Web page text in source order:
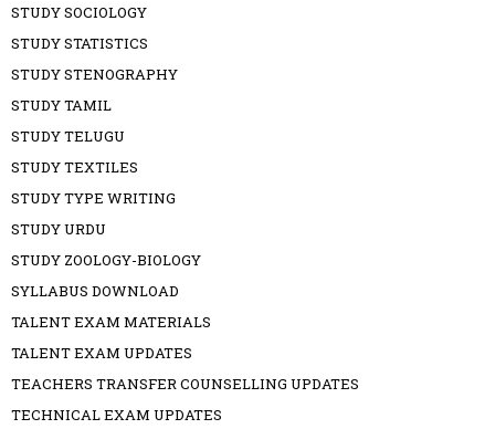
STUDY SOCIOLOGY
STUDY STATISTICS
STUDY STENOGRAPHY
STUDY TAMIL
STUDY TELUGU
STUDY TEXTILES
STUDY TYPE WRITING
STUDY URDU
STUDY ZOOLOGY-BIOLOGY
SYLLABUS DOWNLOAD
TALENT EXAM MATERIALS
TALENT EXAM UPDATES
TEACHERS TRANSFER COUNSELLING UPDATES
TECHNICAL EXAM UPDATES